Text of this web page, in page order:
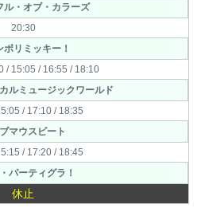
ル・オブ・カラーズ
20:30
ボリミッキー！
/ 15:05 / 16:55 / 18:10
ルミュージックワールド
/ 17:10 / 18:35
マウスビート
/ 17:20 / 18:45
パーティグラ！
休止